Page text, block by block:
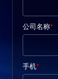
公司名称*
手机*